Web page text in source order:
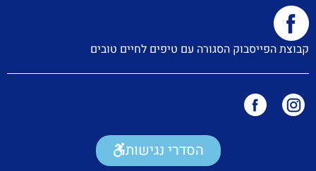
קבוצת הפייסבוק הסגורה עם טיפים לחיים טובים
הסדרי נגישות